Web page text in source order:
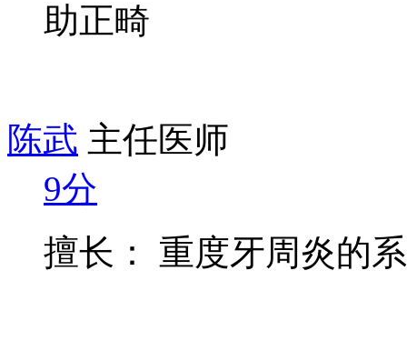
助正畸
陈武 主任医师
9分
擅长： 重度牙周炎的